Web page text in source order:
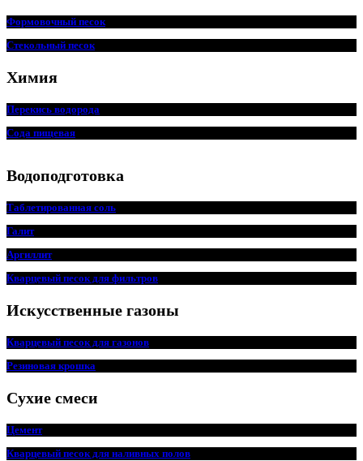
Формовочный песок
Стекольный песок
Химия
Перекись водорода
Сода пищевая
Водоподготовка
Таблетированная соль
Галит
Аргиллит
Кварцевый песок для фильтров
Искусственные газоны
Кварцевый песок для газонов
Резиновая крошка
Сухие смеси
Цемент
Кварцевый песок для наливных полов